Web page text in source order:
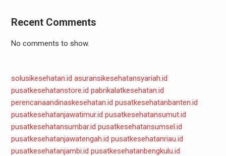
Recent Comments
No comments to show.
solusikesehatan.id asuransikesehatansyariah.id
pusatkesehatanstore.id pabrikalatkesehatan.id
perencanaandinaskesehatan.id pusatkesehatanbanten.id
pusatkesehatanjawatimur.id pusatkesehatansumut.id
pusatkesehatansumbar.id pusatkesehatansumsel.id
pusatkesehatanjawatengah.id pusatkesehatanriau.id
pusatkesehatanjambi.id pusatkesehatanbengkulu.id